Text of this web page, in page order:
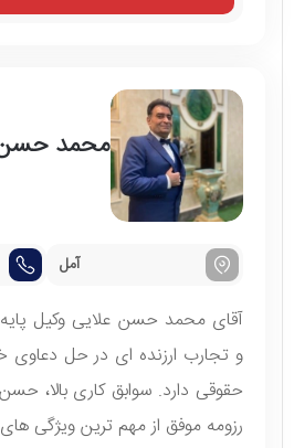
محمد حسن
آمل
آقای محمد حسن علایی وکیل
و تجارب ارزنده ای در حل دعاوی
حقوقی دارد. سوابق کاری بالا،
رزومه موفق از مهم ترین ویژگی